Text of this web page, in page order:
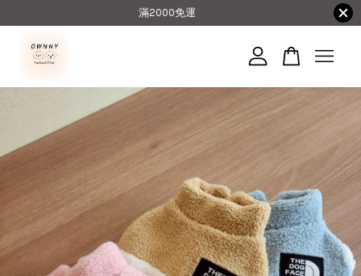
滿2000免運
您的購物車目前還是空的。
繼續購物